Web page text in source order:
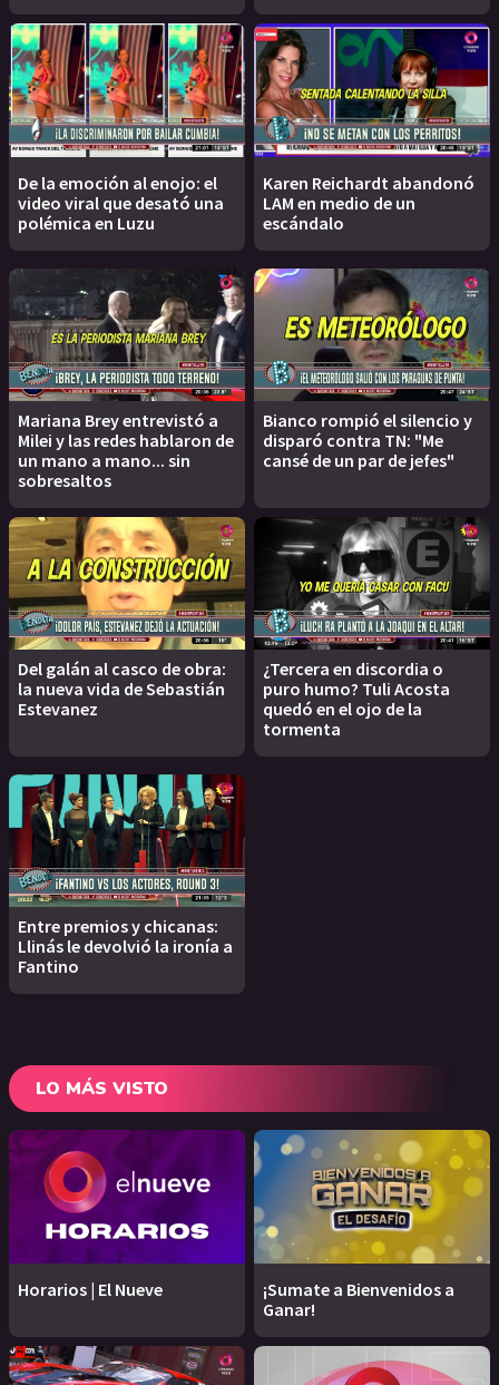
De la emoción al enojo: el
video viral que desató una
polémica en Luzu
Karen Reichardt abandonó
LAM en medio de un
escándalo
Mariana Brey entrevistó a
Milei y las redes hablaron de
un mano a mano... sin
sobresaltos
Bianco rompió el silencio y
disparó contra TN: "Me
cansé de un par de jefes"
Del galán al casco de obra:
la nueva vida de Sebastián
Estevanez
¿Tercera en discordia o
puro humo? Tuli Acosta
quedó en el ojo de la
tormenta
Entre premios y chicanas:
Llinás le devolvió la ironía a
Fantino
LO MÁS VISTO
Horarios | El Nueve
¡Sumate a Bienvenidos a
Ganar!